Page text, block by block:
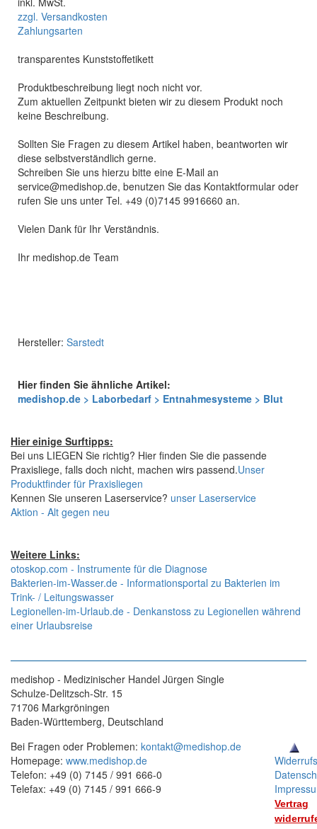
zzgl. Versandkosten
Zahlungsarten
transparentes Kunststoffetikett
Produktbeschreibung liegt noch nicht vor.
Zum aktuellen Zeitpunkt bieten wir zu diesem Produkt noch
keine Beschreibung.
Sollten Sie Fragen zu diesem Artikel haben, beantworten wir
diese selbstverständlich gerne.
Schreiben Sie uns hierzu bitte eine E-Mail an
service@medishop.de, benutzen Sie das Kontaktformular oder
rufen Sie uns unter Tel. +49 (0)7145 9916660 an.
Vielen Dank für Ihr Verständnis.
Ihr medishop.de Team
Hersteller: Sarstedt
Hier finden Sie ähnliche Artikel:
medishop.de > Laborbedarf > Entnahmesysteme > Blut
Hier einige Surftipps:
Bei uns LIEGEN Sie richtig? Hier finden Sie die passende
Praxisliege, falls doch nicht, machen wirs passend.Unser
Produktfinder für Praxisliegen
Kennen Sie unseren Laserservice? unser Laserservice
Aktion - Alt gegen neu
Weitere Links:
otoskop.com - Instrumente für die Diagnose
Bakterien-im-Wasser.de - Informationsportal zu Bakterien im
Trink- / Leitungswasser
Legionellen-im-Urlaub.de - Denkanstoss zu Legionellen während
einer Urlaubsreise
medishop - Medizinischer Handel Jürgen Single
Schulze-Delitzsch-Str. 15
71706 Markgröningen
Baden-Württemberg, Deutschland
Bei Fragen oder Problemen: kontakt@medishop.de
Homepage: www.medishop.de
Telefon: +49 (0) 7145 / 991 666-0
Telefax: +49 (0) 7145 / 991 666-9
Vertrag